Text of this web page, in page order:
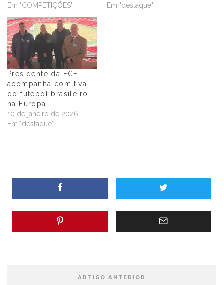
Em "COMPETIÇÕES"
Em "destaque"
Presidente da FCF
acompanha comitiva
do futebol brasileiro
na Europa
10 de janeiro de 2026
Em "destaque"
ARTIGO ANTERIOR